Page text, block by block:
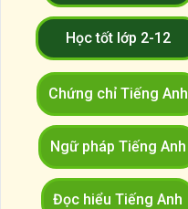
Học tốt lớp 2-12
Chứng chỉ Tiếng Anh
Ngữ pháp Tiếng Anh
Đọc hiểu Tiếng Anh